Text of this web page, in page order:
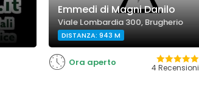
Emmedi di Magni Danilo
Viale Lombardia 300, Brugherio
DISTANZA: 943 M
Ora aperto 4 Recensioni